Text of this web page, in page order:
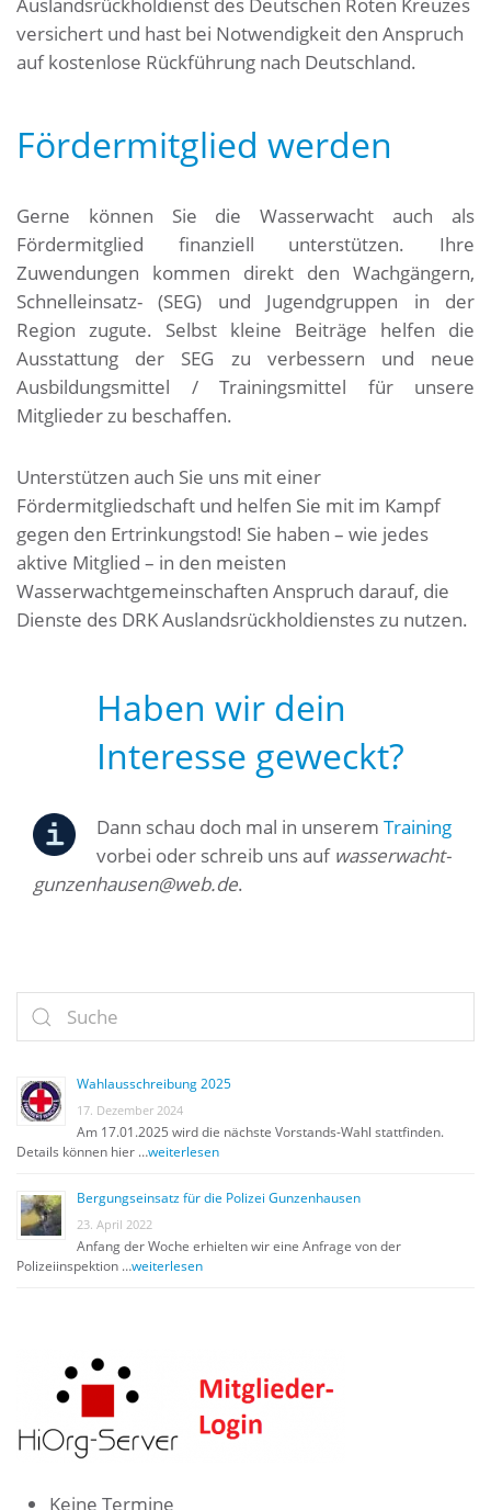
versichert und hast bei Notwendigkeit den Anspruch
auf kostenlose Rückführung nach Deutschland.
Fördermitglied werden
Gerne können Sie die Wasserwacht auch als
Fördermitglied finanziell unterstützen. Ihre
Zuwendungen kommen direkt den Wachgängern,
Schnelleinsatz- (SEG) und Jugendgruppen in der
Region zugute. Selbst kleine Beiträge helfen die
Ausstattung der SEG zu verbessern und neue
Ausbildungsmittel / Trainingsmittel für unsere
Mitglieder zu beschaffen.
Unterstützen auch Sie uns mit einer
Fördermitgliedschaft und helfen Sie mit im Kampf
gegen den Ertrinkungstod! Sie haben – wie jedes
aktive Mitglied – in den meisten
Wasserwachtgemeinschaften Anspruch darauf, die
Dienste des DRK Auslandsrückholdienstes zu nutzen.
Haben wir dein
Interesse geweckt?
Dann schau doch mal in unseremTraining
vorbei oder schreib uns auf wasserwacht-
gunzenhausen@web.de.
Wahlausschreibung 2025
17. Dezember 2024
Am 17.01.2025 wird die nächste Vorstands-Wahl stattfinden.
Details können hier …weiterlesen
Bergungseinsatz für die Polizei Gunzenhausen
23. April 2022
Anfang der Woche erhielten wir eine Anfrage von der
Polizeiinspektion …weiterlesen
Keine Termine